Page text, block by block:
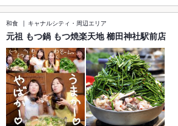
和食 キャナルシティ・周辺エリア
元祖 もつ鍋 もつ焼楽天地 櫛田神社駅前店